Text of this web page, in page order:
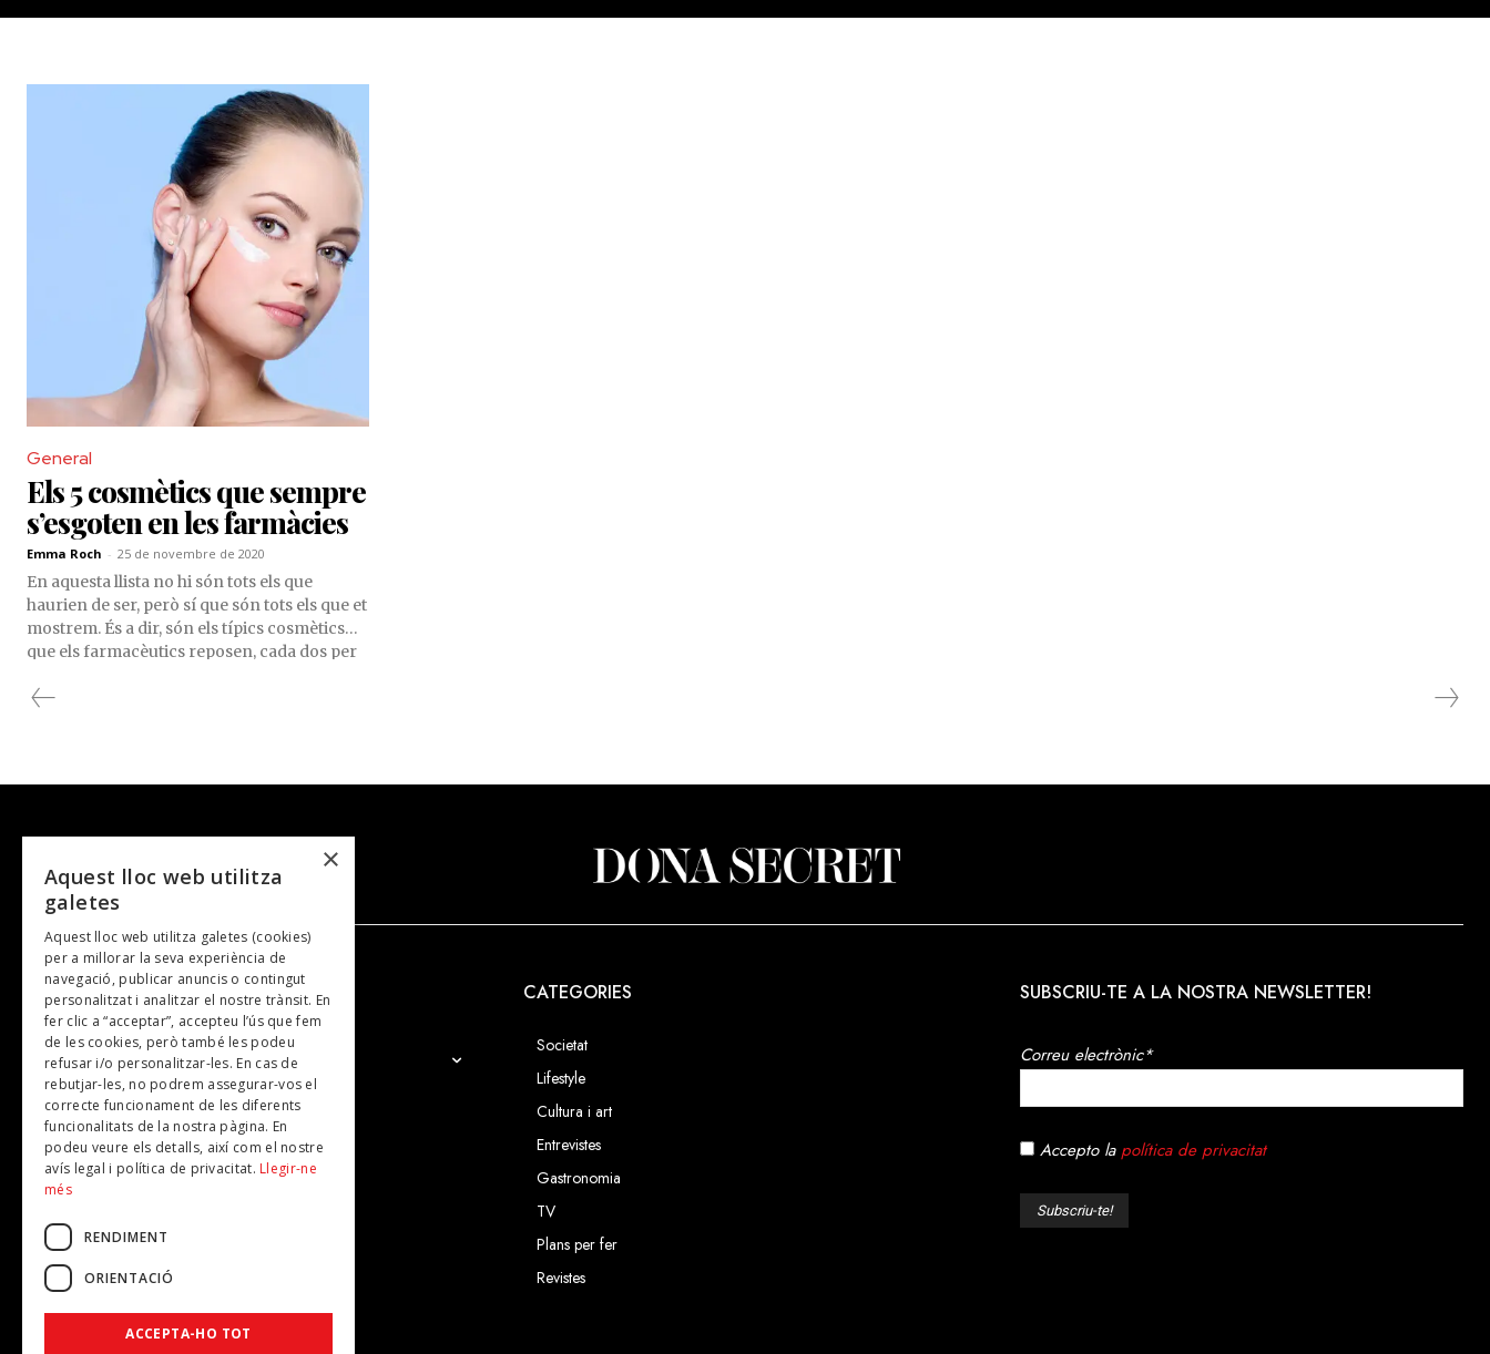
General
Els 5 cosmètics que sempre
s’esgoten en les farmàcies
Emma Roch - 25 de novembre de 2020
En aquesta llista no hi són tots els que
haurien de ser, però sí que són tots els que et
mostrem. És a dir, són els típics cosmètics
que els farmacèutics reposen, cada dos per
NOSALTRES
El Grup
Contacte
Subscripcions
Publicitat
CATEGORIES
Societat
Lifestyle
Cultura i art
Entrevistes
Gastronomia
TV
Plans per fer
Revistes
SUBSCRIU-TE A LA NOSTRA NEWSLETTER!
Correu electrònic*
Accepto la política de privacitat
×
Aquest lloc web utilitza
galetes
Aquest lloc web utilitza galetes (cookies)
per a millorar la seva experiència de
navegació, publicar anuncis o contingut
personalitzat i analitzar el nostre trànsit. En
fer clic a “acceptar”, accepteu l’ús que fem
de les cookies, però també les podeu
refusar i/o personalitzar-les. En cas de
rebutjar-les, no podrem assegurar-vos el
correcte funcionament de les diferents
funcionalitats de la nostra pàgina. En
podeu veure els detalls, així com el nostre
avís legal i política de privacitat. Llegir-ne
més
RENDIMENT
ORIENTACIÓ
ACCEPTA-HO TOT